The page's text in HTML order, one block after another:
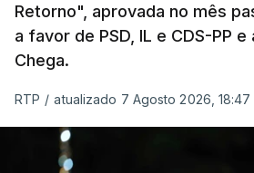
Assegurar que
prejudicado"
O Preisdente deixa, no entanto,
avisos:uma reforma desta
Retorno", aprovada no mês
a favor de PSD, IL e CDS-PP
Chega.
RTP / atualizado 7 Agosto 2026, 18:47